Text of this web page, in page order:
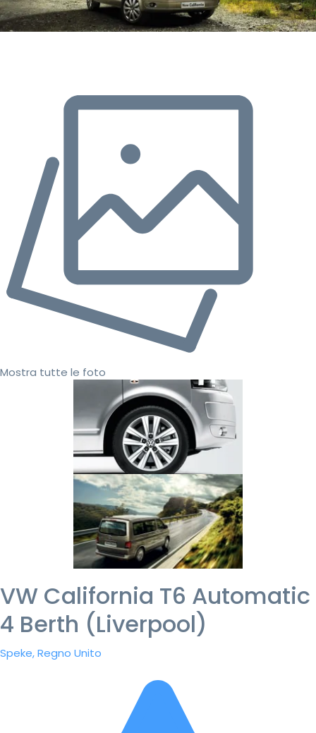
Mostra tutte le foto
VW California T6 Automatic
4 Berth (Liverpool)
Speke, Regno Unito